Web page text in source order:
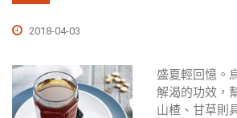
2018-04-03
盛夏輕回憶。
解渴的功效，
山楂、甘草則